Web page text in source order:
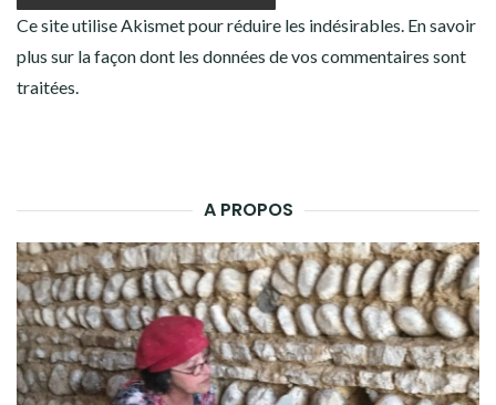
Ce site utilise Akismet pour réduire les indésirables. En savoir
plus sur la façon dont les données de vos commentaires sont
traitées
A PROPOS